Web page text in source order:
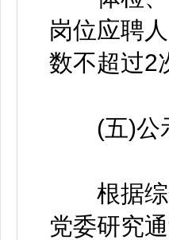
岗位应聘
数不超过2
(五)公
根据综
党委研究